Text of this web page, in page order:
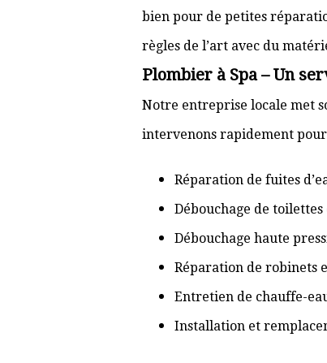
bien pour de petites
règles de l’art avec du
Plombier à Spa – Un
Notre entreprise locale met
intervenons rapidement
Réparation de fuites
Débouchage de
Débouchage haute
Réparation de robinets
Entretien de chauffe-
Installation et